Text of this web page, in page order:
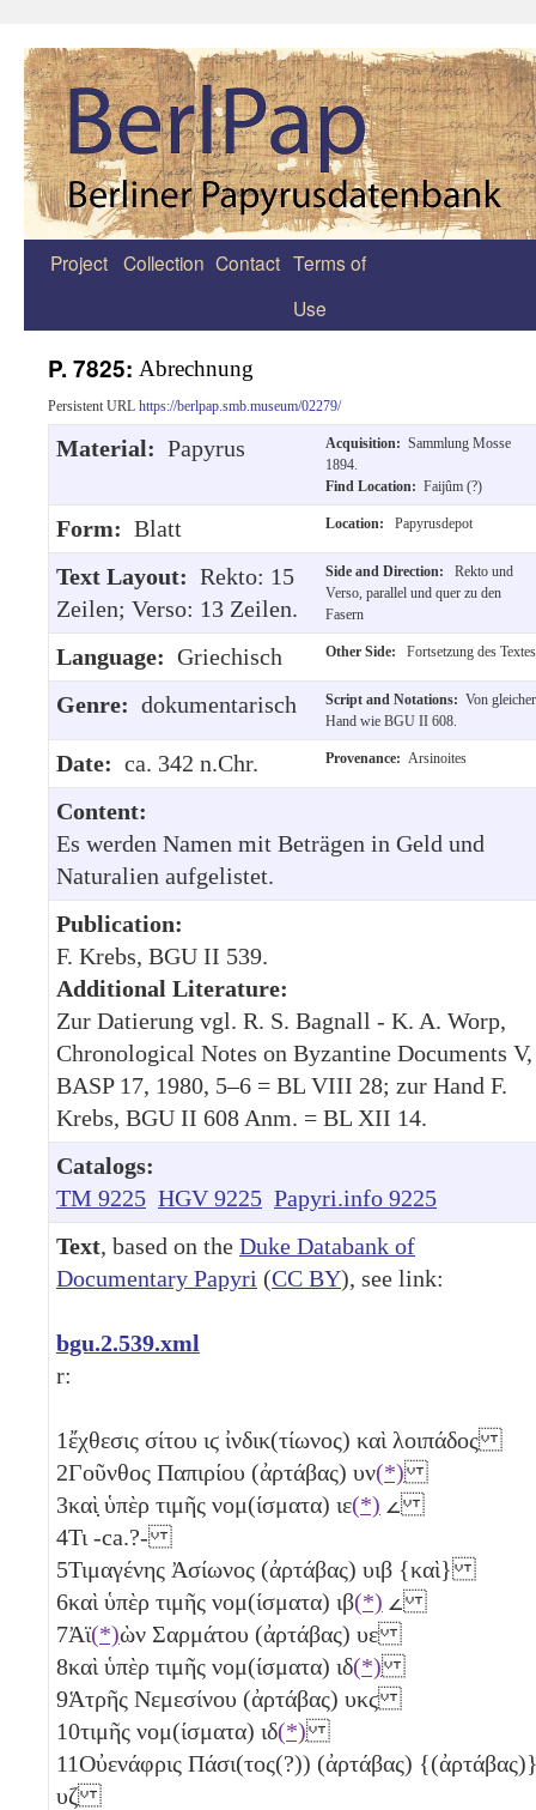
Zum
Project Collection Contact Terms of
Use
P. 7825: Abrechnung
Persistent URL https://berlpap.smb.museum/02279/
Material: Papyrus Acquisition: Sammlung Mosse
1894.
Find Location: Faijûm (?)
Form: Blatt Location: Papyrusdepot
Text Layout: Rekto: 15
Zeilen; Verso: 13 Zeilen.
Side and Direction:
Rekto und
Verso, parallel und quer zu den
Fasern
Language: Griechisch Other Side: Fortsetzung des Textes
Genre: dokumentarisch Script and Notations: Von gleicher
Hand wie BGU II 608.
Date: ca. 342 n.Chr. Provenance: Arsinoites
Content:
Es werden Namen mit Beträgen in Geld und
Naturalien aufgelistet.
Publication:
F. Krebs, BGU II 539.
Additional Literature:
Zur Datierung vgl. R. S. Bagnall - K. A. Worp,
Chronological Notes on Byzantine Documents V,
BASP 17, 1980, 5–6 = BL VIII 28; zur Hand F.
Krebs, BGU II 608 Anm. = BL XII 14.
Catalogs:
TM 9225 HGV 9225 Papyri.info 9225
Text, based on the Duke Databank of
Documentary Papyri (CC BY), see link:
bgu.2.539.xml
r:
1ἔχθεσις σίτου ιϛ ἰνδικ(τίωνος) καὶ λοιπάδος
2Γοῦνθος Παπιρίου (ἀρτάβας) υν(*)
3καὶ̣ ὑπὲρ τιμῆς νομ(ίσματα) ιε(*) 𐅵
4Τι -ca.?-
5Τιμαγένης Ἀσίωνος (ἀρτάβας) υιβ {καὶ}
6καὶ ὑπὲρ τιμῆς νομ(ίσματα) ιβ(*) 𐅵
7Ἀϊ(*)ὼν Σαρμάτου (ἀρτάβας) υε
8καὶ ὑπὲρ τιμῆς νομ(ίσματα) ιδ(*)
9Ἁτρῆς Νεμεσίνου (ἀρτάβας) υκϛ
10τιμῆς νομ(ίσματα) ιδ(*)
11Οὐενάφρις Πάσι(τος(?)) (ἀρτάβας)
υζ